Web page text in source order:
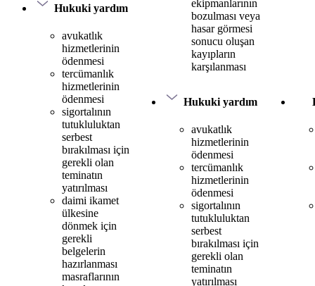
Hukuki yardım
avukatlık
hizmetlerinin
ödenmesi
tercümanlık
hizmetlerinin
ödenmesi
sigortalının
tutukluluktan
serbest
bırakılması için
gerekli olan
teminatın
yatırılması
daimi ikamet
ülkesine
dönmek için
gerekli
belgelerin
hazırlanması
masraflarının
ekipmanlarının
bozulması veya
hasar görmesi
sonucu oluşan
kayıpların
karşılanması
Hukuki yardım
avukatlık
hizmetlerinin
ödenmesi
tercümanlık
hizmetlerinin
ödenmesi
sigortalının
tutukluluktan
serbest
bırakılması için
gerekli olan
teminatın
yatırılması